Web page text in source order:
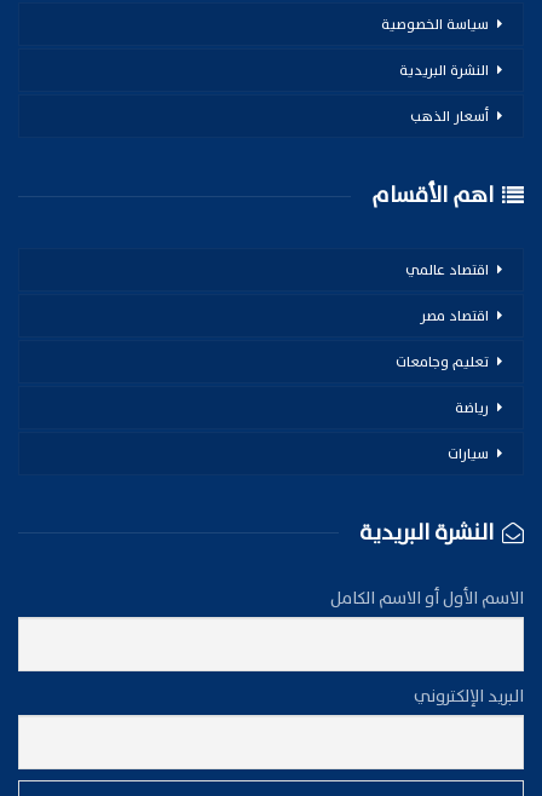
سياسة الخصوصية
النشرة البريدية
أسعار الذهب
اهم الأقسام
اقتصاد عالمي
اقتصاد مصر
تعليم وجامعات
رياضة
سيارات
النشرة البريدية
الاسم الأول أو الاسم الكامل
البريد الإلكتروني